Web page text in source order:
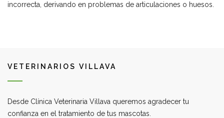
incorrecta, derivando en problemas de articulaciones o huesos.
VETERINARIOS VILLAVA
Desde Clínica Veterinaria Villava queremos agradecer tu
confianza en el tratamiento de tus mascotas.